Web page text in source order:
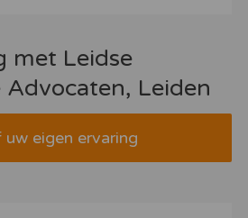
met Leidse
Advocaten, Leiden
uw eigen ervaring